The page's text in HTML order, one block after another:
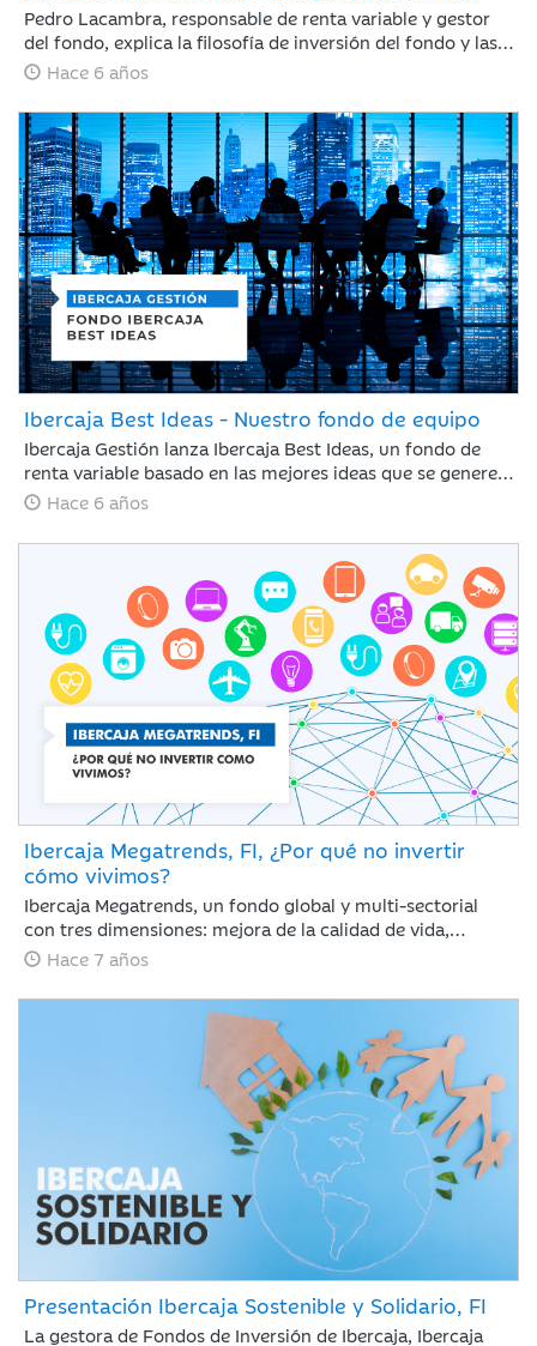
Pedro Lacambra, responsable de renta variable y gestor
del fondo, explica la filosofía de inversión del fondo y las
principales posiciones en cartera
Hace 6 años
Ibercaja Best Ideas - Nuestro fondo de equipo
Ibercaja Gestión lanza Ibercaja Best Ideas, un fondo de
renta variable basado en las mejores ideas que se generen
dentro del Comité de Inversiones de la Gestora.
Hace 6 años
Ibercaja Megatrends, FI, ¿Por qué no invertir
cómo vivimos?
Ibercaja Megatrends, un fondo global y multi-sectorial
con tres dimensiones: mejora de la calidad de vida,
crecimiento digital y medioambiente.
Hace 7 años
Presentación Ibercaja Sostenible y Solidario, FI
La gestora de Fondos de Inversión de Ibercaja, Ibercaja